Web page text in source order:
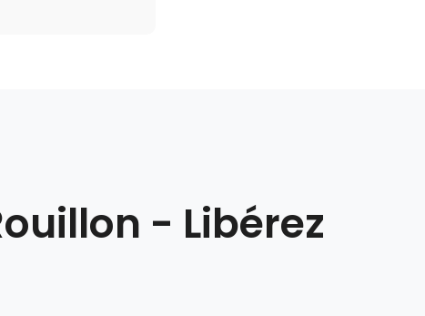
- Libérez